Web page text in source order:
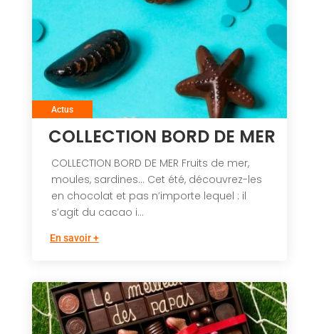
Actus
COLLECTION BORD DE MER
COLLECTION BORD DE MER Fruits de mer,
moules, sardines… Cet été, découvrez-les
en chocolat et pas n’importe lequel : il
s’agit du cacao i...
En savoir +